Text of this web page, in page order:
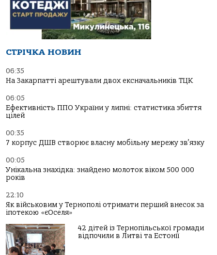
СТРІЧКА НОВИН
06:35
На Закарпатті арештували двох ексначальників ТЦК
06:05
Ефективність ППО України у липні: статистика збиття
цілей
00:35
7 корпус ДШВ створює власну мобільну мережу зв’язку
00:05
Унікальна знахідка: знайдено молоток віком 500 000
років
22:10
Як військовим у Тернополі отримати перший внесок за
іпотекою «єОселя»
42 дітей із Тернопільської громади
відпочили в Литві та Естонії